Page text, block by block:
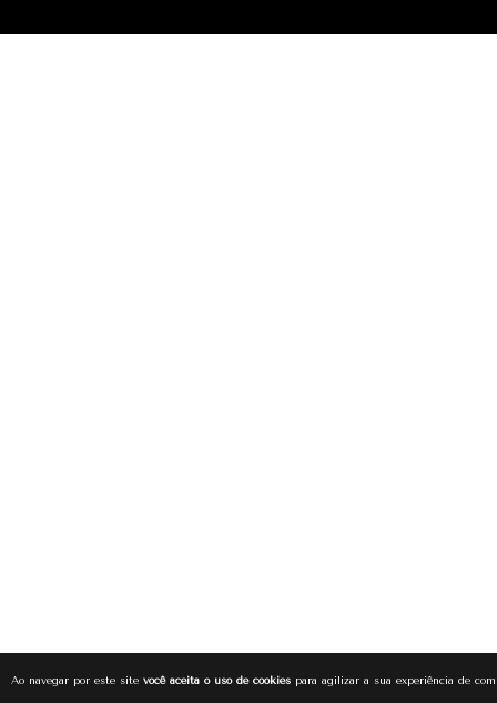
Ao navegar por este site você aceita o uso de cookies para agilizar a sua experiência de